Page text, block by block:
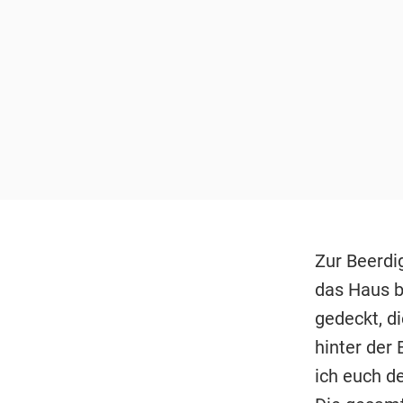
Zur
das Haus
gedeckt,
hinter der
ich euch